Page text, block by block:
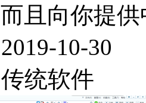
且向你提
10-30
统软件